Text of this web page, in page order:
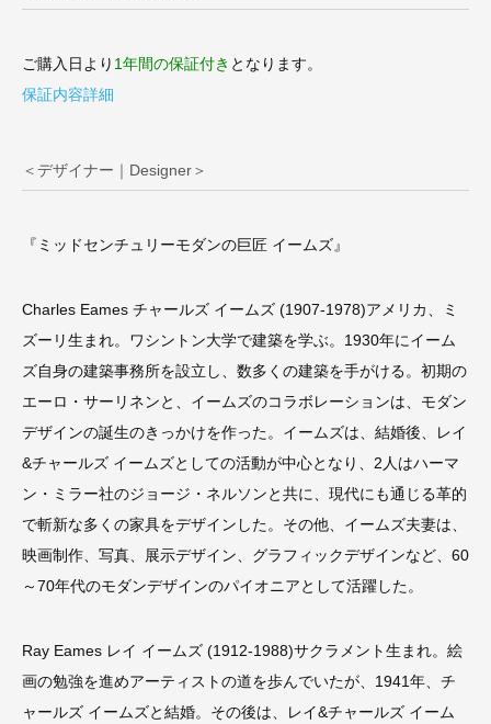
ご購入日より 1年間の保証付き となります。
保証内容詳細
＜デザイナー｜Designer＞
『ミッドセンチュリーモダンの巨匠 イームズ』
Charles Eames チャールズ イームズ (1907-1978)アメリカ、ミ
ズーリ生まれ。ワシントン大学で建築を学ぶ。1930年にイーム
ズ自身の建築事務所を設立し、数多くの建築を手がける。初期の
エーロ・サーリネンと、イームズのコラボレーションは、モダン
デザインの誕生のきっかけを作った。イームズは、結婚後、レイ
&チャールズ イームズとしての活動が中心となり、2人はハーマ
ン・ミラー社のジョージ・ネルソンと共に、現代にも通じる革的
で斬新な多くの家具をデザインした。その他、イームズ夫妻は、
映画制作、写真、展示デザイン、グラフィックデザインなど、60
～70年代のモダンデザインのパイオニアとして活躍した。
Ray Eames レイ イームズ (1912-1988)サクラメント生まれ。絵
画の勉強を進めアーティストの道を歩んでいたが、1941年、チ
ャールズ イームズと結婚。その後は、レイ&チャールズ イーム